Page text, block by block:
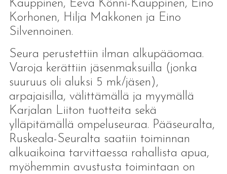
Kauppinen, Eeva Könni-Kauppinen, Eino
Korhonen, Hilja Makkonen ja Eino
Silvennoinen.
Seura perustettiin ilman alkupääomaa.
Varoja kerättiin jäsenmaksuilla (jonka
suuruus oli aluksi 5 mk/jäsen),
arpajaisilla, välittämällä ja myymällä
Karjalan Liiton tuotteita sekä
ylläpitämällä ompeluseuraa. Pääseuralta,
Ruskeala-Seuralta saatiin toiminnan
alkuaikoina tarvittaessa rahallista apua,
myöhemmin avustusta toimintaan on